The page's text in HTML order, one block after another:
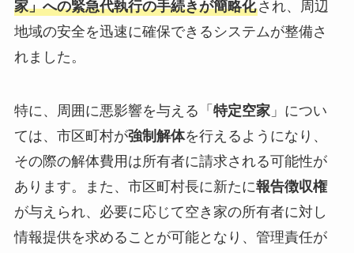
家」への緊急代執行の手続きが簡略化され、周辺
地域の安全を迅速に確保できるシステムが整備さ
れました。
特に、周囲に悪影響を与える「 特定空家」につい
ては、市区町村が強制解体を行えるようになり、
その際の解体費用は所有者に請求される可能性が
あります。また、市区町村長に新たに報告徴収権
が与えられ、必要に応じて空き家の所有者に対し
情報提供を求めることが可能となり、管理責任が